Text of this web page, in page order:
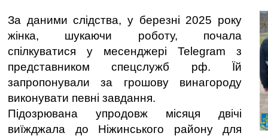
За даними слідства, у березні 2025 року
жінка, шукаючи роботу, почала
спілкуватися у месенджері Telegram з
представником спецслужб рф. Їй
запропонували за грошову винагороду
виконувати певні завдання.
Підозрювана упродовж місяця двічі
виїжджала до Ніжинського району для